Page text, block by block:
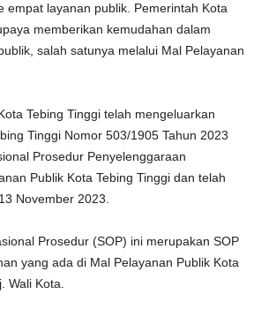
empat layanan publik. Pemerintah Kota
memberikan kemudahan dalam
salah satunya melalui Mal Pelayanan
Tebing Tinggi telah mengeluarkan
Tinggi Nomor 503/1905 Tahun 2023
Prosedur Penyelenggaraan
Publik Kota Tebing Tinggi dan telah
November 2023.
Prosedur (SOP) ini merupakan SOP
yang ada di Mal Pelayanan Publik Kota
Wali Kota.